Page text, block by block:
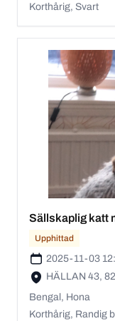
Korthårig, Svart
Sällskaplig katt
Upphittad
2025-11-03
HÄLLAN 43,
Bengal, Hona
Korthårig, Randig